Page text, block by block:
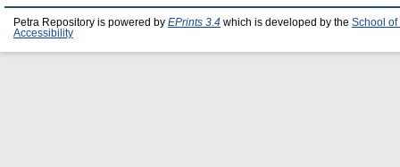
Petra Repository is powered by EPrints 3.4 which is developed by the School of
Accessibility